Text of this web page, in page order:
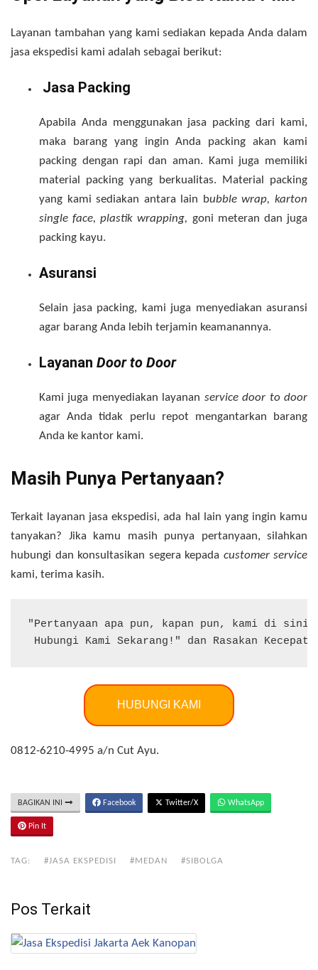
Layanan tambahan yang kami sediakan kepada Anda dalam
jasa ekspedisi kami adalah sebagai berikut:
Jasa Packing
Apabila Anda menggunakan jasa packing dari kami,
maka barang yang ingin Anda packing akan kami
packing dengan rapi dan aman. Kami juga memiliki
material packing yang berkualitas. Material packing
yang kami sediakan antara lain bubble wrap, karton
single face, plastik wrapping, goni meteran dan juga
packing kayu.
Asuransi
Selain jasa packing, kami juga menyediakan asuransi
agar barang Anda lebih terjamin keamanannya.
Layanan Door to Door
Kami juga menyediakan layanan service door to door
agar Anda tidak perlu repot mengantarkan barang
Anda ke kantor kami.
Masih Punya Pertanyaan?
Terkait layanan jasa ekspedisi, ada hal lain yang ingin kamu
tanyakan? Jika kamu masih punya pertanyaan, silahkan
hubungi dan konsultasikan segera kepada customer service
kami, terima kasih.
"Pertanyaan apa pun, kapan pun, kami di sini
Hubungi Kami Sekarang!" dan Rasakan
HUBUNGI KAMI
0812-6210-4995 a/n Cut Ayu.
BAGIKAN INI Facebook Twitter/X WhatsApp
Pin It
TAG: #JASA EKSPEDISI #MEDAN #SIBOLGA
Pos Terkait